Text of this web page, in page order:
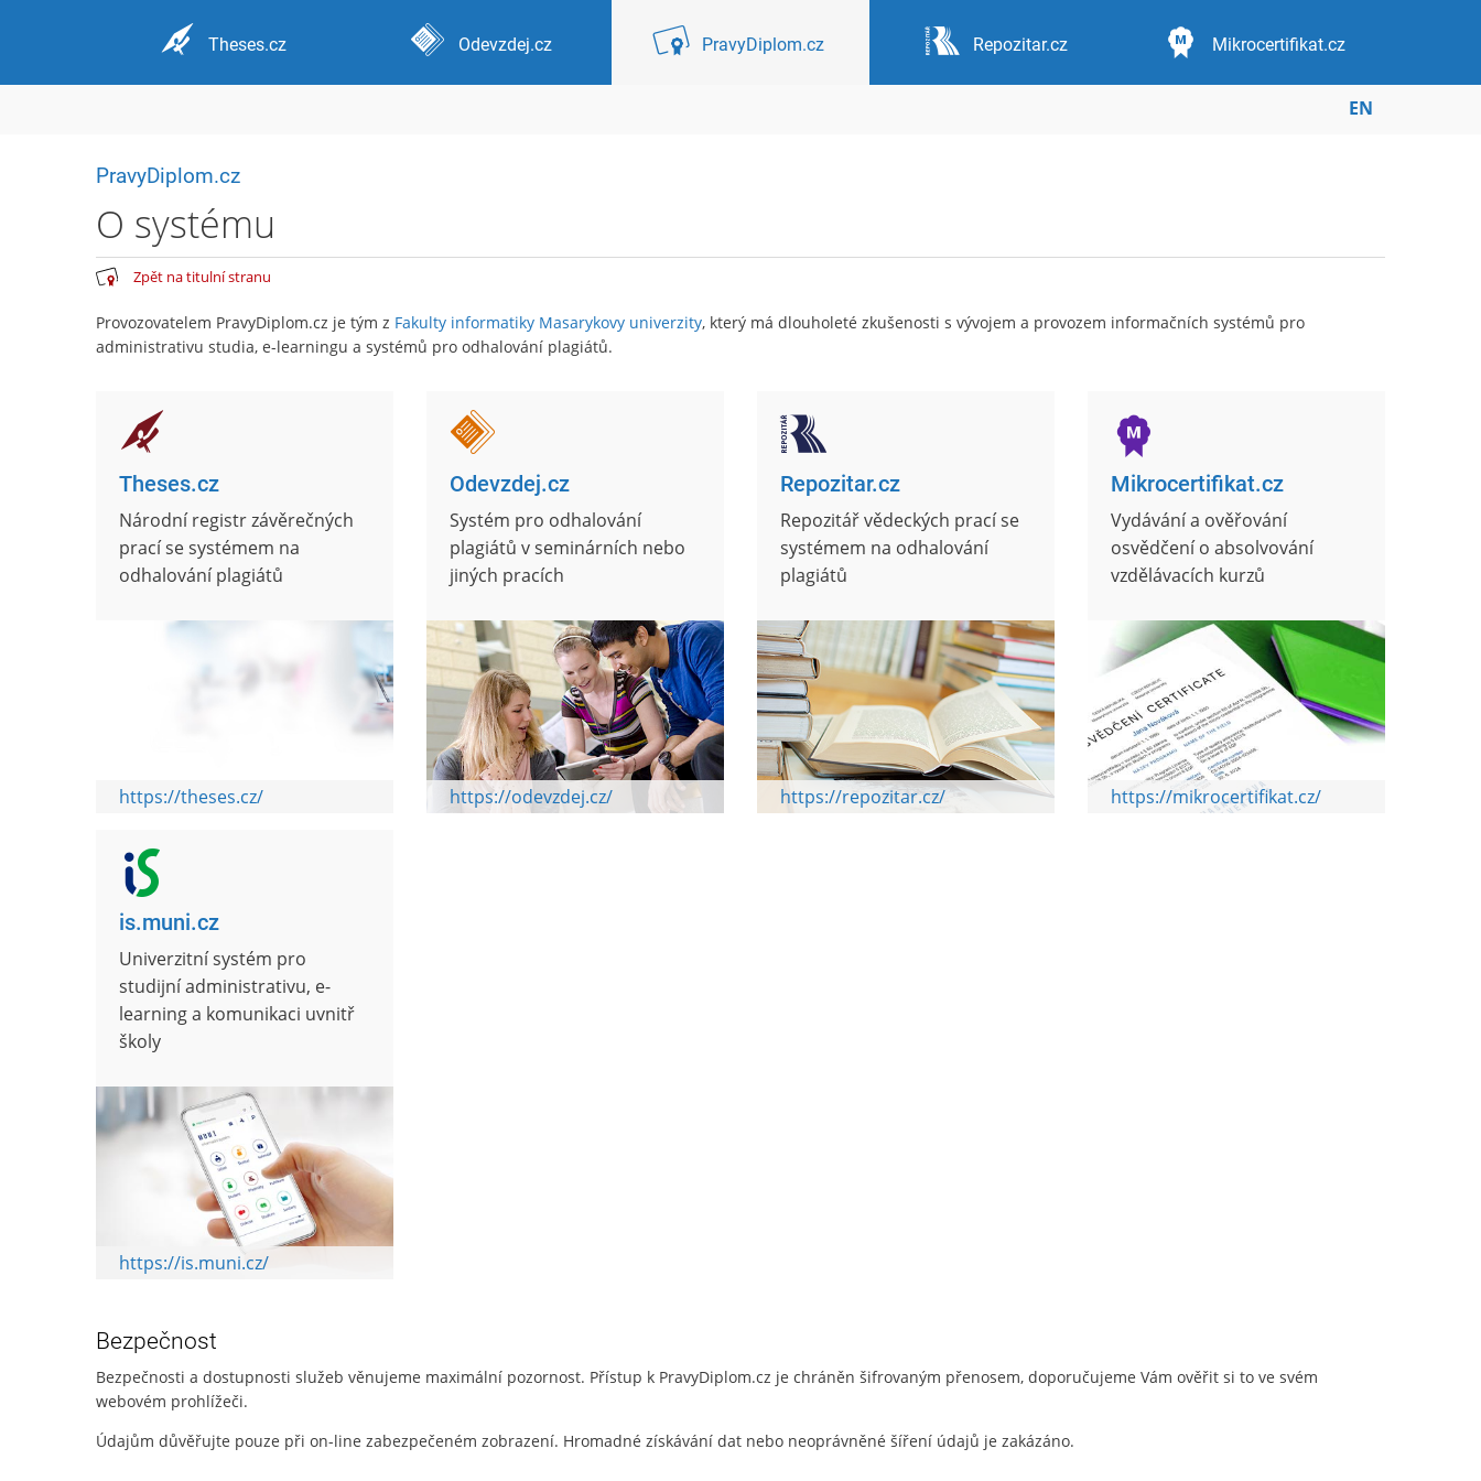
Theses.cz Odevzdej.cz PravyDiplom.cz Repozitar.cz Mikrocertifikat.cz
EN
PravyDiplom.cz
O systému
Zpět na titulní stranu
Provozovatelem PravyDiplom.cz je tým z Fakulty informatiky Masarykovy univerzity, který má dlouholeté zkušenosti s vývojem a provozem informačních systémů pro
administrativu studia, e-learningu a systémů pro odhalování plagiátů.
Theses.cz
Národní registr závěrečných
prací se systémem na
odhalování plagiátů
https://theses.cz/
Odevzdej.cz
Systém pro odhalování
plagiátů v seminárních nebo
jiných pracích
https://odevzdej.cz/
Repozitar.cz
Repozitář vědeckých prací se
systémem na odhalování
plagiátů
https://repozitar.cz/
Mikrocertifikat.cz
Vydávání a ověřování
osvědčení o absolvování
vzdělávacích kurzů
https://mikrocertifikat.cz/
is.muni.cz
Univerzitní systém pro
studijní administrativu, e-
learning a komunikaci uvnitř
školy
https://is.muni.cz/
Bezpečnost
Bezpečnosti a dostupnosti služeb věnujeme maximální pozornost. Přístup k PravyDiplom.cz je chráněn šifrovaným přenosem, doporučujeme Vám ověřit si to ve svém
webovém prohlížeči.
Údajům důvěřujte pouze při on-line zabezpečeném zobrazení. Hromadné získávání dat nebo neoprávněné šíření údajů je zakázáno.